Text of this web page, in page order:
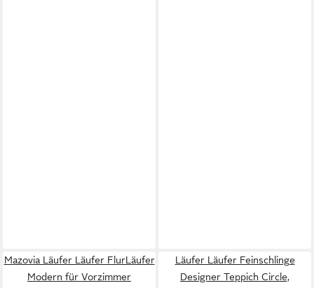
Mazovia Läufer Läufer FlurLäufer
Modern für Vorzimmer
Läufer Läufer Feinschlinge
Designer Teppich Circle,